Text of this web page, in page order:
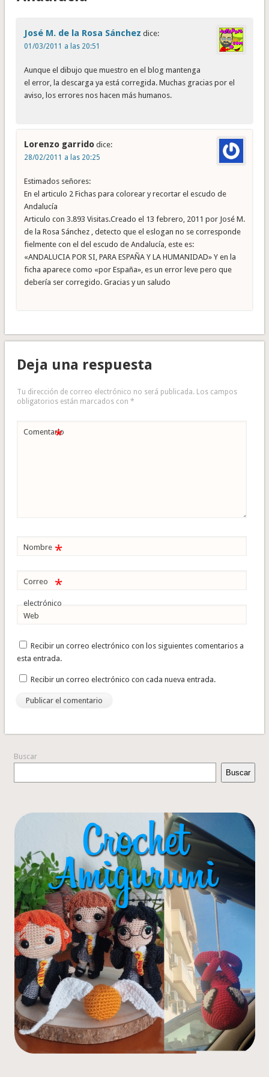
José M. de la Rosa Sánchez dice:
01/03/2011 a las 20:51
Aunque el dibujo que muestro en el blog mantenga
el error, la descarga ya está corregida. Muchas gracias por el
aviso, los errores nos hacen más humanos.
Lorenzo garrido dice:
28/02/2011 a las 20:25
Estimados señores:
En el articulo 2 Fichas para colorear y recortar el escudo de
Andalucía
Articulo con 3.893 Visitas.Creado el 13 febrero, 2011 por José M.
de la Rosa Sánchez , detecto que el eslogan no se corresponde
fielmente con el del escudo de Andalucía, este es:
«ANDALUCIA POR SI, PARA ESPAÑA Y LA HUMANIDAD» Y en la
ficha aparece como «por España», es un error leve pero que
debería ser corregido. Gracias y un saludo
Deja una respuesta
Tu dirección de correo electrónico no será publicada. Los campos
obligatorios están marcados con *
Comentario
*
Nombre *
Correo
electrónico
*
Web
Recibir un correo electrónico con los siguientes comentarios a
esta entrada.
Recibir un correo electrónico con cada nueva entrada.
Buscar
Buscar